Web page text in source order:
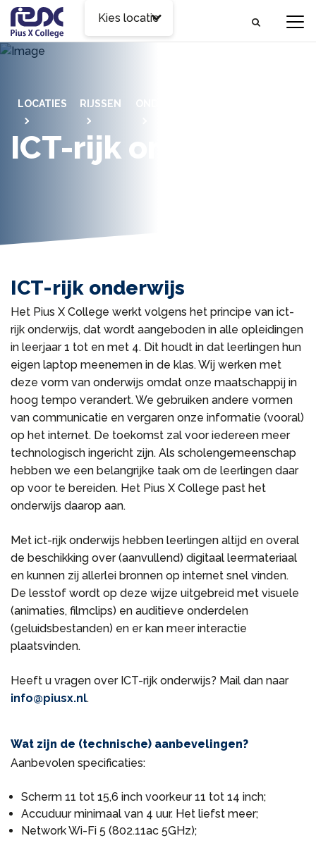
Kies locatie
LOCATIES RIJSSEN ONDERWIJS
ICT-rijk onderwijs
ICT-rijk onderwijs
Het Pius X College werkt volgens het principe van ict-
rijk onderwijs, dat wordt aangeboden in alle opleidingen
in leerjaar 1 tot en met 4. Dit houdt in dat leerlingen hun
eigen laptop meenemen in de klas. Wij werken met
deze vorm van onderwijs omdat onze maatschappij in
hoog tempo verandert. We gebruiken andere vormen
van communicatie en vergaren onze informatie (vooral)
op het internet. De toekomst zal voor iedereen meer
technologisch ingericht zijn. Als scholengemeenschap
hebben we een belangrijke taak om de leerlingen daar
op voor te bereiden. Het Pius X College past het
onderwijs daarop aan.
Met ict-rijk onderwijs hebben leerlingen altijd en overal
de beschikking over (aanvullend) digitaal leermateriaal
en kunnen zij allerlei bronnen op internet snel vinden.
De lesstof wordt op deze wijze uitgebreid met visuele
(animaties, filmclips) en auditieve onderdelen
(geluidsbestanden) en er kan meer interactie
plaatsvinden.
Heeft u vragen over ICT-rijk onderwijs? Mail dan naar
info@piusx.nl.
Wat zijn de (technische) aanbevelingen?
Aanbevolen specificaties:
Scherm 11 tot 15,6 inch voorkeur 11 tot 14 inch;
Accuduur minimaal van 4 uur. Het liefst meer;
Network Wi-Fi 5 (802.11ac 5GHz);